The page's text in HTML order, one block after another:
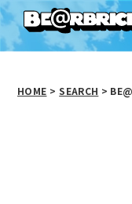
HOME > SEARCH >